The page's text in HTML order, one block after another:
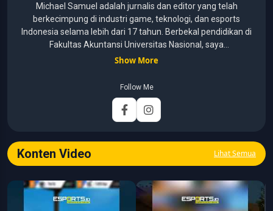
Michael Samuel adalah jurnalis dan editor yang telah
berkecimpung di industri game, teknologi, dan esports
Indonesia selama lebih dari 17 tahun. Berbekal pendidikan di
Fakultas Akuntansi Universitas Nasional, saya
menggabungkan kemampuan analisis dengan pengalaman
pernah menangani berbagai peran, mulai dari reporter, editor,
marketing, business development, hingga Editor in Chief.
Fokus utamanya adalah menghadirkan tulisan yang
informatif, mendalam, dan mudah dipahami, khususnya
Show More
Follow Me
Konten Video Lihat Semua